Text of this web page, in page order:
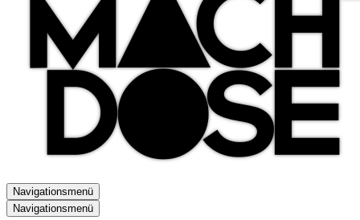
Navigationsmenü
Navigationsmenü